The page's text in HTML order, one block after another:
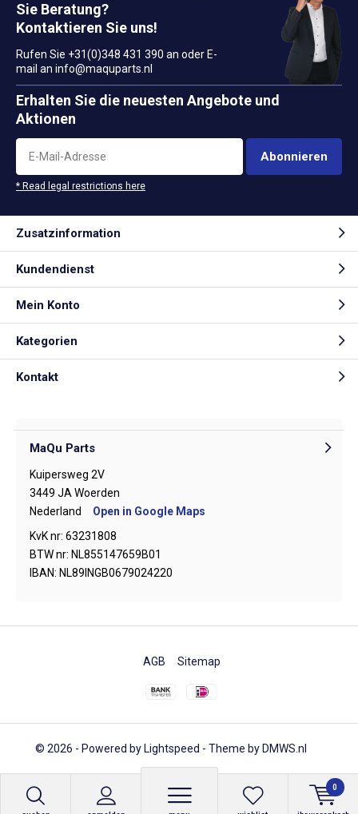
0
Sie Beratung?
Kontaktieren Sie uns!
Rufen Sie +31(0)348 431 390 an oder E-
mail an info@maquparts.nl
Erhalten Sie die neuesten Angebote und
Aktionen
Abonnieren
* Read legal restrictions here
Zusatzinformation
Kundendienst
Mein Konto
Kategorien
Kontakt
MaQu Parts
Kuipersweg 2V
3449 JA Woerden
Nederland
Open in Google Maps
KvK nr: 63231808
BTW nr: NL855147659B01
IBAN: NL89INGB0679024220
© 2026 - Powered by Lightspeed - Theme by DMWS.nl
AGB Sitemap